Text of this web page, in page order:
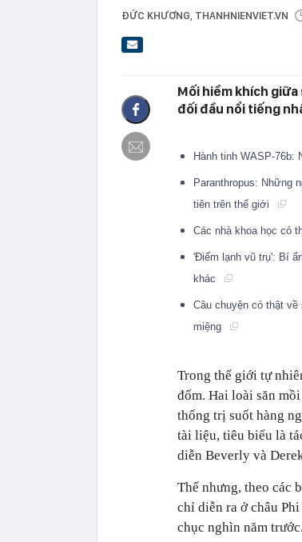
ĐỨC KHƯƠNG , THANHNIENVIET.VN
Mối hiềm khích
đối đầu nổi tiếng
Hành tinh WASP-
Paranthropus: Những
tiên trên thế giới
Các nhà khoa học có
'Điểm lạnh vũ trụ': Bí
khác
Câu chuyện có thật về
miệng
Trong thế giới tự
đốm. Hai loài săn
thống trị suốt hàng
tài liệu, tiêu biểu là
diễn Beverly và
Thế nhưng, theo các
chỉ diễn ra ở châu
chục nghìn năm trước.